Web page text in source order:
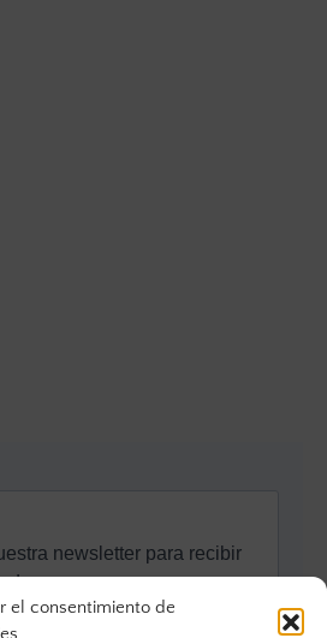
el consentimiento de